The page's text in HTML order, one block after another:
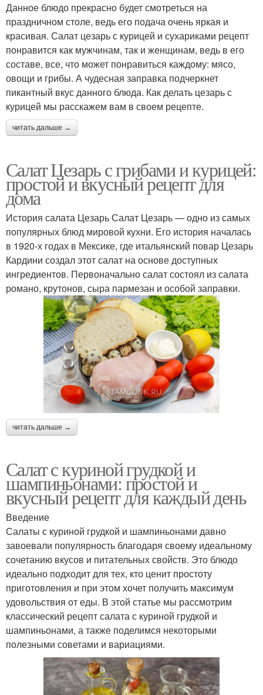
Данное блюдо прекрасно будет смотреться на
праздничном столе, ведь его подача очень яркая и
красивая. Салат цезарь с курицей и сухариками рецепт
понравится как мужчинам, так и женщинам, ведь в его
составе, все, что может понравиться каждому: мясо,
овощи и грибы. А чудесная заправка подчеркнет
пикантный вкус данного блюда. Как делать цезарь с
курицей мы расскажем вам в своем рецепте.
читать дальше →
Салат Цезарь с грибами и курицей:
простой и вкусный рецепт для
дома
История салата Цезарь Салат Цезарь — одно из самых
популярных блюд мировой кухни. Его история началась
в 1920-х годах в Мексике, где итальянский повар Цезарь
Кардини создал этот салат на основе доступных
ингредиентов. Первоначально салат состоял из салата
романо, крутонов, сыра пармезан и особой заправки.
читать дальше →
Салат с куриной грудкой и
шампиньонами: простой и
вкусный рецепт для каждый день
Введение
Салаты с куриной грудкой и шампиньонами давно
завоевали популярность благодаря своему идеальному
сочетанию вкусов и питательных свойств. Это блюдо
идеально подходит для тех, кто ценит простоту
приготовления и при этом хочет получить максимум
удовольствия от еды. В этой статье мы рассмотрим
классический рецепт салата с куриной грудкой и
шампиньонами, а также поделимся некоторыми
полезными советами и вариациями.